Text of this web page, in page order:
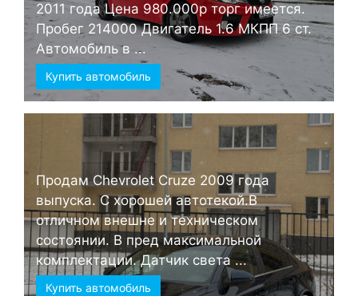
2011 года Цена 980.000р торг имеется.
Пробег 214000 Двигатель 1.6 МКПП 6 ст.
Автомобиль в ...
Купить автомобиль
Продам Chevrolet Cruze 2009 года
выпуска. С хорошей автотекой.В
отличном внешне и техническом
состоянии. В пред максимальной
комплектации. Датчик света ...
Купить автомобиль